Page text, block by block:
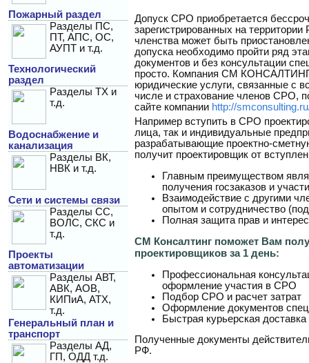
Пожарный раздел
Разделы ПС,
ПТ, АПС, ОС,
АУПТ и т.д.
Технологический
раздел
Разделы ТХ и
т.д.
Водоснабжение и
канализация
Разделы ВК,
НВК и т.д.
Сети и системы связи
Разделы СС,
ВОЛС, СКС и
т.д.
Проекты
автоматизации
Разделы АВТ,
АВК, АОВ,
КИПиА, АТХ,
т.д.
Генеральный план и
транспорт
Разделы АД,
ГП, ОДД т.д.
Допуск СРО приобретается
зарегистрированных на
членства может быть
допуска необходимо пройти ряд
документов и без консультации
просто. Компания СМ
юридические услуги, связанные с
числе и страхование членов СРО,
сайте компании http://
Например вступить в СРО
лица, так и индивидуальные
разрабатывающие проектно-
получит проектировщик от
Главным преимуществом
получения госзаказов и
Взаимодействие с другими
опытом и сотрудничество
Полная защита прав и
СМ Консалтинг поможет Вам
проектировщиков за 1 день:
Профессиональная
оформление участия в СРО
Подбор СРО и расчет затрат
Оформление документов
Быстрая курьерская
Полученные документы
РФ.